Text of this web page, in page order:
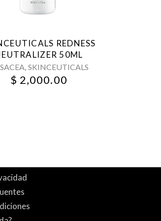
REDNESS
50ML
,SKINCEUTICALS
$ 2,000.00